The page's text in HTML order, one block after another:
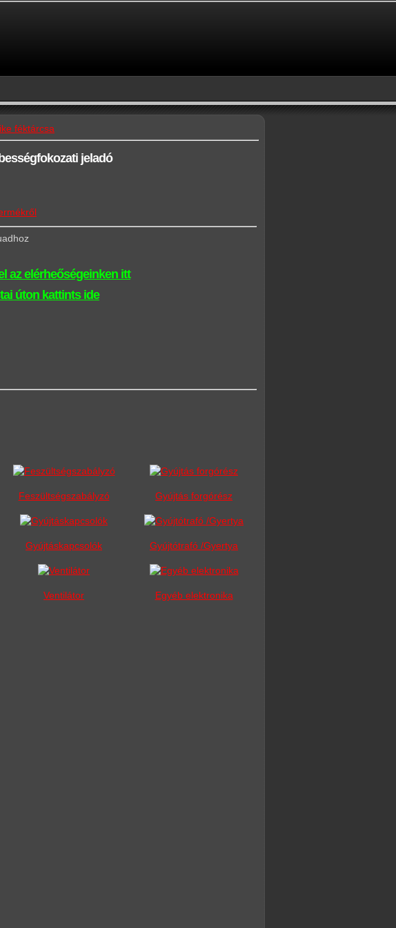
féktárcsa
jeladó
az elérheőségeinken itt
úton kattints ide
Feszültségszabályzó Gyújtás forgórész
Gyújtáskapcsolók Gyújtótrafó /Gyertya
Ventilátor Egyéb elektronika